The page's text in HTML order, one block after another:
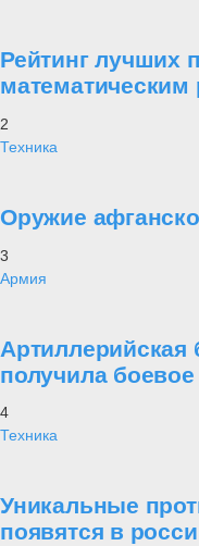
Рейтинг лучших
математическим
2
Техника
Оружие
3
Армия
Артиллерийская
получила
4
Техника
Уникальные
появятся в